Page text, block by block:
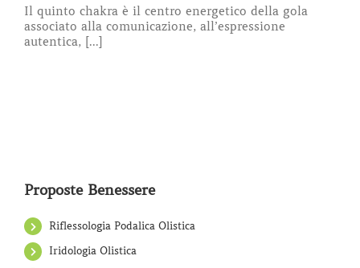
Il quinto chakra è il centro energetico della gola
associato alla comunicazione, all’espressione
autentica, [...]
Proposte Benessere
Riflessologia Podalica Olistica
Iridologia Olistica